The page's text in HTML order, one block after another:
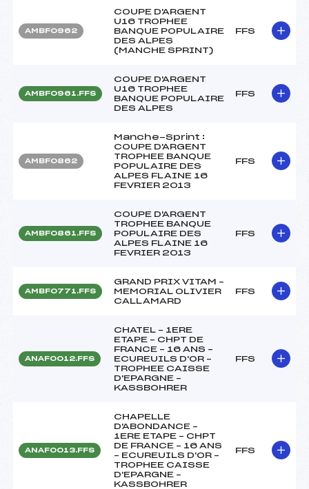
AMBF0962
COUPE D'ARGENT
U16 TROPHEE
BANQUE POPULAIRE
DES ALPES
(MANCHE SPRINT)
FFS
AMBF0961.FFS
COUPE D'ARGENT
U16 TROPHEE
BANQUE POPULAIRE
DES ALPES
FFS
AMBF0862
Manche-Sprint :
COUPE D'ARGENT
TROPHEE BANQUE
POPULAIRE DES
ALPES FLAINE 16
FEVRIER 2013
FFS
AMBF0861.FFS
COUPE D'ARGENT
TROPHEE BANQUE
POPULAIRE DES
ALPES FLAINE 16
FEVRIER 2013
FFS
AMBF0771.FFS
GRAND PRIX VITAM –
MEMORIAL OLIVIER
CALLAMARD
FFS
ANAF0012.FFS
CHATEL – 1ERE
ETAPE – CHPT DE
FRANCE – 16 ANS –
ECUREUILS D'OR –
TROPHEE CAISSE
D'EPARGNE –
KASSBOHRER
FFS
ANAF0013.FFS
CHAPELLE
D'ABONDANCE –
1ERE ETAPE – CHPT
DE FRANCE – 16 ANS
– ECUREUILS D'OR –
TROPHEE CAISSE
D'EPARGNE –
KASSBOHRER
FFS